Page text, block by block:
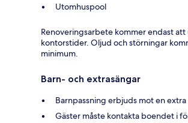
Utomhuspool
Renoveringsarbete kommer endast
kontorstider. Oljud och störningar
minimum.
Barn- och extrasängar
Barnpassning erbjuds mot en
Gäster måste kontakta boendet i